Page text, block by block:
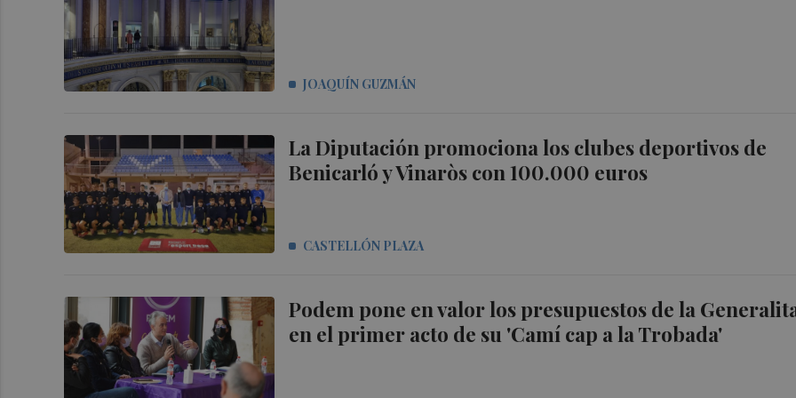
JOAQUÍN GUZMÁN
La Diputación promociona los clubes deportivos de
Benicarló y Vinaròs con 100.000 euros
CASTELLÓN PLAZA
Podem pone en valor los presupuestos de la
en el primer acto de su 'Camí cap a la Trobada'